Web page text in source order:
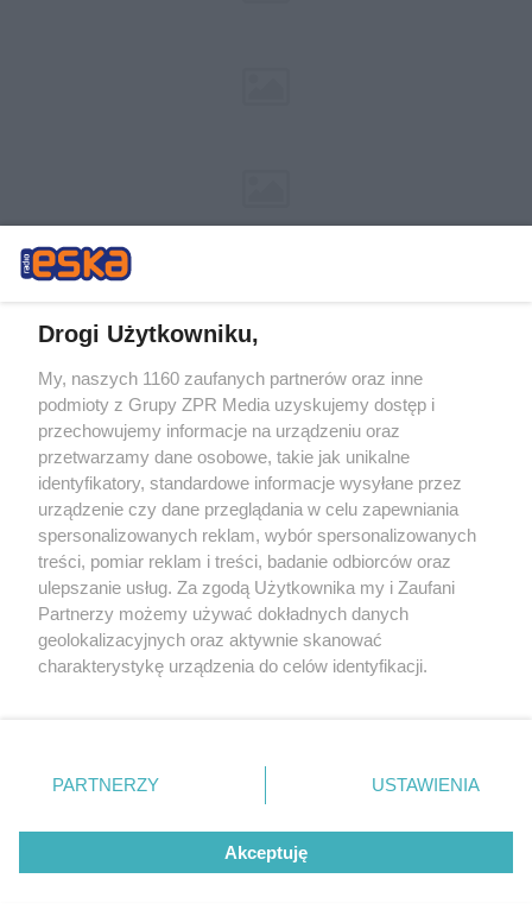
Żaden utwór zamieszczony w serwisie nie może być powielany i
rozpowszechniany lub dalej rozpowszechniany w jakikolwiek sposób (w
tym także elektroniczny lub mechaniczny) na jakimkolwiek polu
eksploatacji w jakiejkolwiek formie, włącznie z umieszczaniem w
Internecie bez pisemnej zgody właściciela praw. Jakiekolwiek użycie lub
wykorzystanie utworów w całości lub w części z naruszeniem prawa,
tzn. bez właściwej zgody, jest zabronione pod groźbą kary i może być
ścigane prawnie.
© 2026 Grupa ZPR Media
Drogi Użytkowniku,
My, naszych 1160 zaufanych partnerów oraz inne
podmioty z Grupy ZPR Media uzyskujemy dostęp i
przechowujemy informacje na urządzeniu oraz
przetwarzamy dane osobowe, takie jak unikalne
identyfikatory, standardowe informacje wysyłane przez
urządzenie czy dane przeglądania w celu zapewniania
spersonalizowanych reklam, wybór spersonalizowanych
treści, pomiar reklam i treści, badanie odbiorców oraz
ulepszanie usług. Za zgodą Użytkownika my i Zaufani
Partnerzy możemy używać dokładnych danych
geolokalizacyjnych oraz aktywnie skanować
charakterystykę urządzenia do celów identyfikacji.
zmienić/wycofać klikając przycisk ustawień prywatności
znajdujący się w lewym dolnym rogu strony
rodzaje przetwarzania danych nie wymagają zgody
użytkownika, ale masz prawo sprzeciwić się takiemu
przetwarzaniu. Preferencje będą miały zastosowanie tylko
PARTNERZY USTAWIENIA
Akceptuję